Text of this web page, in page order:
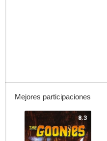
Mejores participaciones
8.3